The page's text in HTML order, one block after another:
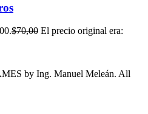
$70,00 El precio original era:
by Ing. Manuel Meleán. All